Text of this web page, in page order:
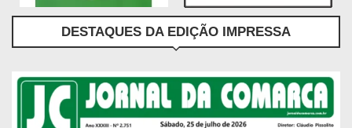
DESTAQUES DA EDIÇÃO IMPRESSA